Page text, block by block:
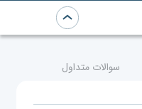
سوالات متداول